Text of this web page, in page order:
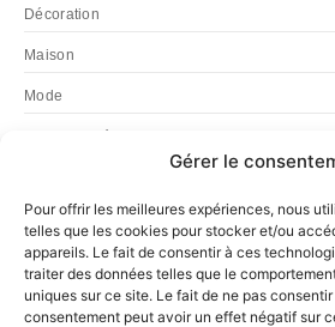
Gérer le
Pour offrir les meilleures expériences, nous
telles que les cookies pour stocker et/ou
appareils. Le fait de consentir à ces
traiter des données telles que le
uniques sur ce site. Le fait de ne pas
consentement peut avoir un effet négatif sur
Décoration
Maison
Mode